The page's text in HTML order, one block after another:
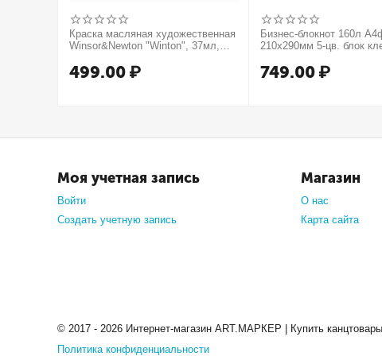
Краска масляная художественная
Winsor&Newton "Winton", 37мл,
499.00 ₽
Бизнес-блокнот 160л
210х290мм 5-цв. блок
мат.ламин. -В моменте
749.00 ₽
Моя учетная запись
Войти
Создать учетную запись
Магазин
О нас
Карта сайта
© 2017 - 2026 Интернет-магазин ART.МАРКЕР | Купить
Политика конфиденциальности